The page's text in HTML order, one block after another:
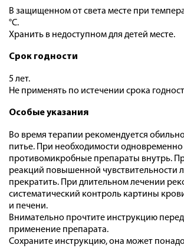
В защищенном от света месте при
°С.
Хранить в недоступном для детей месте.
Срок годности
5 лет.
Не применять по истечении срока
Особые указания
Во время терапии рекомендуется
питье. При необходимости
противомикробные препараты внутрь.
реакций повышенной чувствительности
прекратить. При длительном лечении
систематический контроль картины
и печени.
Внимательно прочтите инструкцию перед
применение препарата.
Сохраните инструкцию, она может